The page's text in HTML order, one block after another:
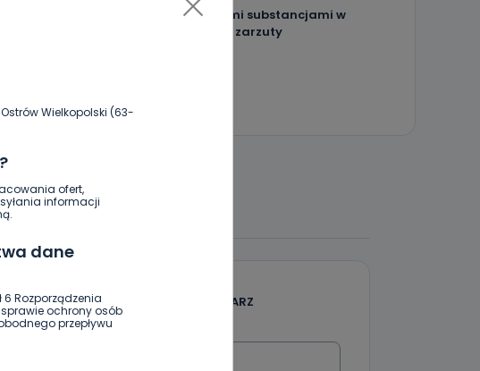
Wielkopolski (63-
ofert,
informacji
dane
Rozporządzenia
sprawie ochrony osób
przepływu
Rzucał łatwopalnymi substancjami w
strażaków. Usłyszał zarzuty
DOŁĄCZ DO DYSKUSJI
DODAJ SWÓJ KOMENTARZ